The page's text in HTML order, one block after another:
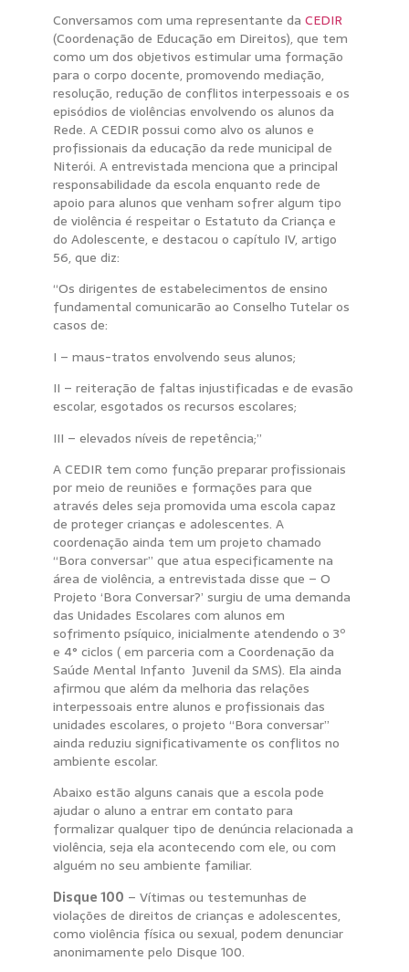
Conversamos com uma representante daCEDIR
(Coordenação de Educação em Direitos), que tem
como um dos objetivos estimular uma formação
para o corpo docente, promovendo mediação,
resolução, redução de conflitos interpessoais e os
episódios de violências envolvendo os alunos da
Rede. A CEDIR possui como alvo os alunos e
profissionais da educação da rede municipal de
Niterói. A entrevistada menciona que a principal
responsabilidade da escola enquanto rede de
apoio para alunos que venham sofrer algum tipo
de violência é respeitar o Estatuto da Criança e
do Adolescente, e destacou o capítulo IV, artigo
56, que diz:
“Os dirigentes de estabelecimentos de ensino
fundamental comunicarão ao Conselho Tutelar os
casos de:
I – maus-tratos envolvendo seus alunos;
II – reiteração de faltas injustificadas e de evasão
escolar, esgotados os recursos escolares;
III – elevados níveis de repetência;”
A CEDIR tem como função preparar profissionais
por meio de reuniões e formações para que
através deles seja promovida uma escola capaz
de proteger crianças e adolescentes. A
coordenação ainda tem um projeto chamado
“Bora conversar” que atua especificamente na
área de violência, a entrevistada disse que – O
Projeto ‘Bora Conversar?’ surgiu de uma demanda
das Unidades Escolares com alunos em
sofrimento psíquico, inicialmente atendendo o 3º
e 4° ciclos ( em parceria com a Coordenação da
Saúde Mental Infanto Juvenil da SMS). Ela ainda
afirmou que além da melhoria das relações
interpessoais entre alunos e profissionais das
unidades escolares, o projeto “Bora conversar”
ainda reduziu significativamente os conflitos no
ambiente escolar.
Abaixo estão alguns canais que a escola pode
ajudar o aluno a entrar em contato para
formalizar qualquer tipo de denúncia relacionada a
violência, seja ela acontecendo com ele, ou com
alguém no seu ambiente familiar.
Disque 100 – Vítimas ou testemunhas de
violações de direitos de crianças e adolescentes,
como violência física ou sexual, podem denunciar
anonimamente pelo Disque 100.